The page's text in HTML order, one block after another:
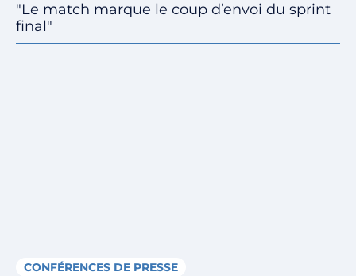
"Le match marque le coup d’envoi du sprint
final"
CONFÉRENCES DE PRESSE